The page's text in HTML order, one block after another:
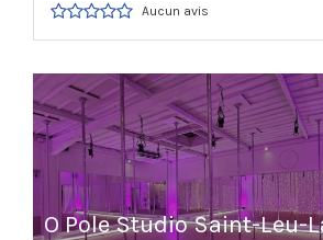
Aucun avis
O Pole Studio Saint-Leu-